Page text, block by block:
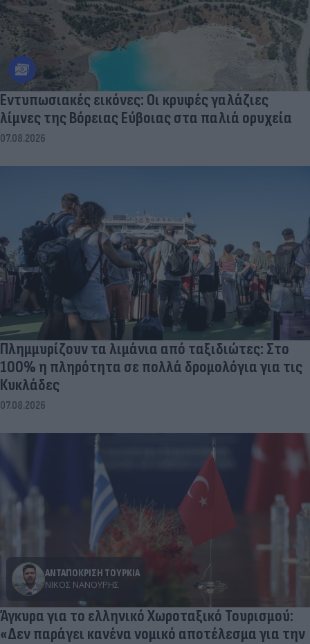
Εντυπωσιακές εικόνες: Οι κρυφές γαλάζιες
λίμνες της Βόρειας Εύβοιας στα παλιά ορυχεία
07.08.2026
Πλημμυρίζουν τα λιμάνια από ταξιδιώτες: Στο
100% η πληρότητα σε πολλά δρομολόγια για τις
Κυκλάδες
07.08.2026
ΑΝΤΑΠΟΚΡΙΣΗ ΤΟΥΡΚΙΑ
ΝΊΚΟΣ ΝΑΝΟΎΡΗΣ
Άγκυρα για το ελληνικό Χωροταξικό Τουρισμού:
«Δεν παράγει κανένα νομικό αποτέλεσμα για την